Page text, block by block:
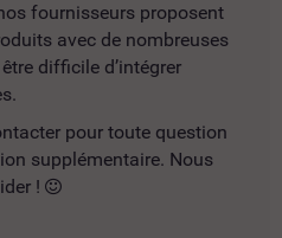
fournisseurs proposent
avec de nombreuses
difficile d’intégrer
pour toute question
supplémentaire. Nous
!